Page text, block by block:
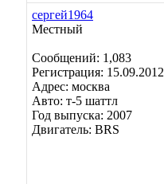
сергей1964
Местный
Сообщений: 1,083
Регистрация: 15.09.2012
Адрес: москва
Авто: т-5 шаттл
Год выпуска: 2007
Двигатель: BRS